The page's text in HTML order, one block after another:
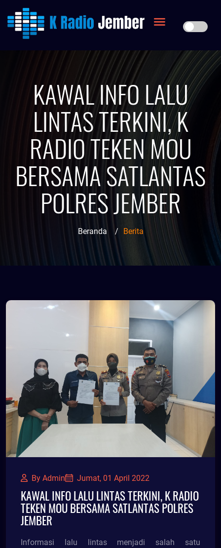
KAWAL INFO LALU
LINTAS TERKINI, K
RADIO TEKEN MOU
BERSAMA SATLANTAS
POLRES JEMBER
Beranda / Berita
By Admin Jumat, 01 April 2022
KAWAL INFO LALU LINTAS TERKINI, K RADIO
TEKEN MOU BERSAMA SATLANTAS POLRES
JEMBER
Informasi lalu lintas menjadi salah satu